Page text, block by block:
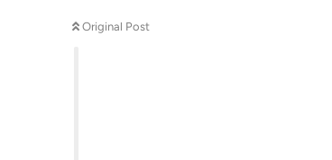
Original Post